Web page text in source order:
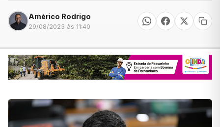
Américo Rodrigo
29/08/2023 às 11:40